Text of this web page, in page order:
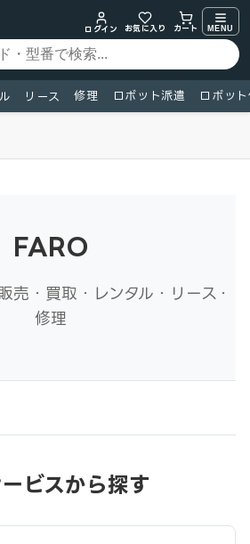
ログイン
お気に入り カート MENU
リース 修理 ロボット派遣 ロボッ
FARO
売・買取・レンタル・リース・
修理
ビスから探す